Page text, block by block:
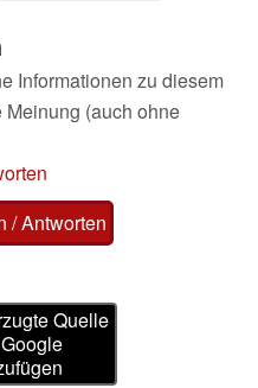
Informationen zu diesem
(auch ohne
/ Antworten
Quelle